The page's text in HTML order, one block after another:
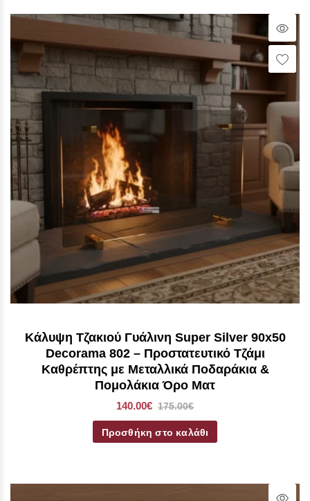
Κάλυψη Τζακιού Γυάλινη Super Silver 90x50
Decorama 802 – Προστατευτικό Τζάμι
Καθρέπτης με Μεταλλικά Ποδαράκια &
Πομολάκια Όρο Ματ
140.00€ 175.00€
Προσθήκη στο καλάθι